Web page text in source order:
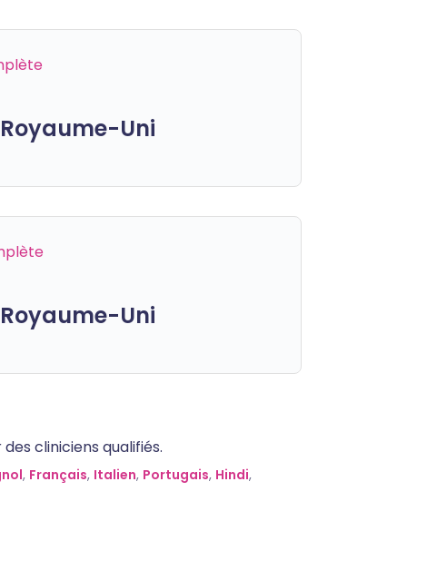
Uni
Uni
cliniciens qualifiés.
, Français, Italien, Portugais, Hindi,